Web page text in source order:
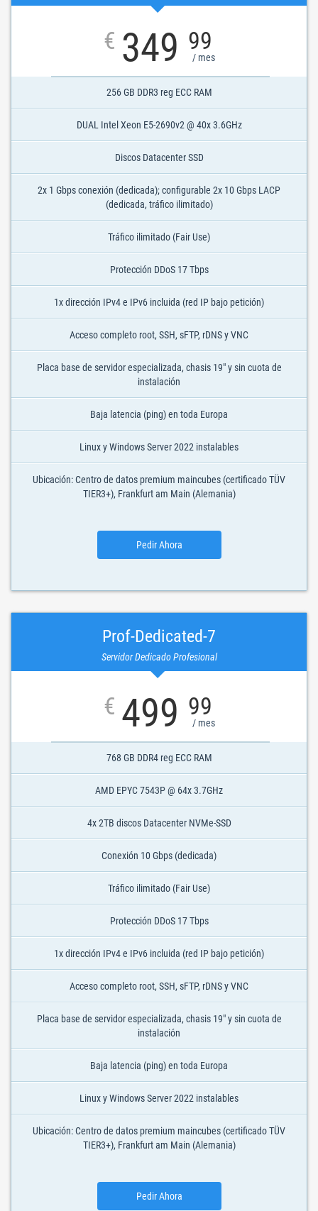
€ 349 99
/ mes
256 GB DDR3 reg ECC RAM
DUAL Intel Xeon E5-2690v2 @ 40x 3.6GHz
Discos Datacenter SSD
2x 1 Gbps conexión (dedicada); configurable 2x 10 Gbps LACP
(dedicada, tráfico ilimitado)
Tráfico ilimitado (Fair Use)
Protección DDoS 17 Tbps
1x dirección IPv4 e IPv6 incluida (red IP bajo petición)
Acceso completo root, SSH, sFTP, rDNS y VNC
Placa base de servidor especializada, chasis 19" y sin cuota de
instalación
Baja latencia (ping) en toda Europa
Linux y Windows Server 2022 instalables
Ubicación: Centro de datos premium maincubes (certificado TÜV
TIER3+), Frankfurt am Main (Alemania)
Pedir Ahora
Prof-Dedicated-7
Servidor Dedicado Profesional
€ 499 99
/ mes
768 GB DDR4 reg ECC RAM
AMD EPYC 7543P @ 64x 3.7GHz
4x 2TB discos Datacenter NVMe-SSD
Conexión 10 Gbps (dedicada)
Tráfico ilimitado (Fair Use)
Protección DDoS 17 Tbps
1x dirección IPv4 e IPv6 incluida (red IP bajo petición)
Acceso completo root, SSH, sFTP, rDNS y VNC
Placa base de servidor especializada, chasis 19" y sin cuota de
instalación
Baja latencia (ping) en toda Europa
Linux y Windows Server 2022 instalables
Ubicación: Centro de datos premium maincubes (certificado TÜV
TIER3+), Frankfurt am Main (Alemania)
Pedir Ahora